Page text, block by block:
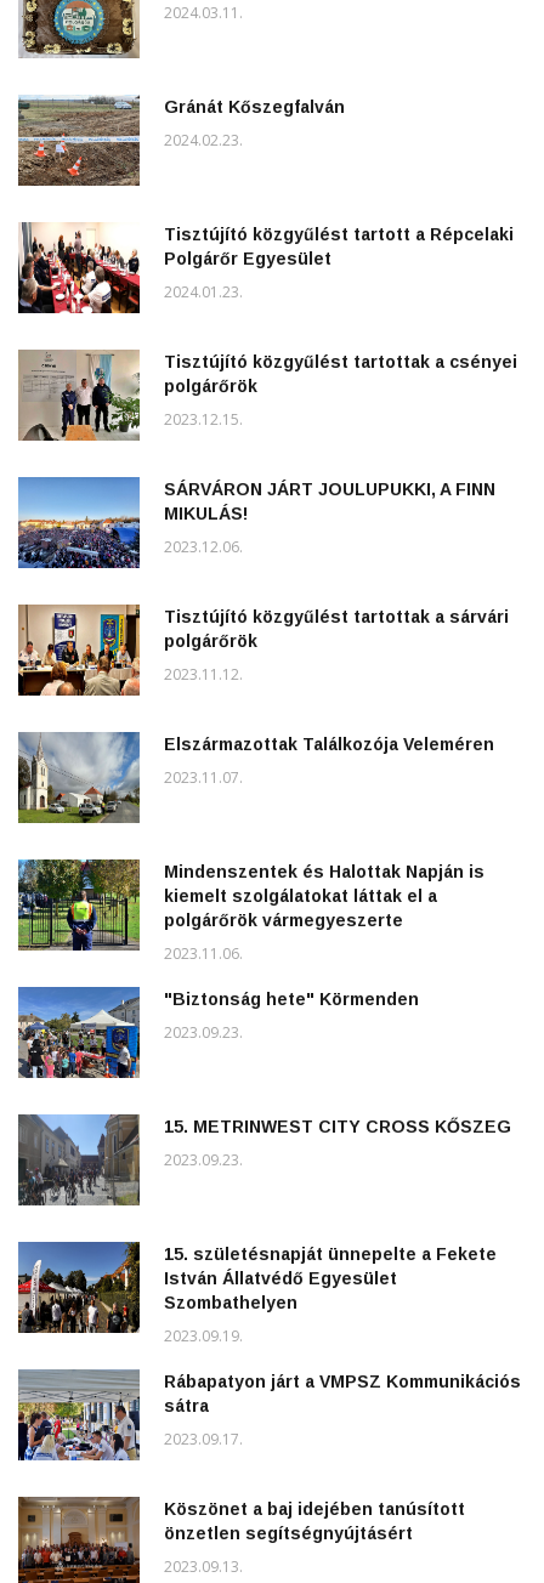
2024.03.11.
Gránát Kőszegfalván
2024.02.23.
Tisztújító közgyűlést tartott a Répcelaki
Polgárőr Egyesület
2024.01.23.
Tisztújító közgyűlést tartottak a csényei
polgárőrök
2023.12.15.
SÁRVÁRON JÁRT JOULUPUKKI, A FINN
MIKULÁS!
2023.12.06.
Tisztújító közgyűlést tartottak a sárvári
polgárőrök
2023.11.12.
Elszármazottak Találkozója Veleméren
2023.11.07.
Mindenszentek és Halottak Napján is
kiemelt szolgálatokat láttak el a
polgárőrök vármegyeszerte
2023.11.06.
"Biztonság hete" Körmenden
2023.09.23.
15. METRINWEST CITY CROSS KŐSZEG
2023.09.23.
15. születésnapját ünnepelte a Fekete
István Állatvédő Egyesület
Szombathelyen
2023.09.19.
Rábapatyon járt a VMPSZ Kommunikációs
sátra
2023.09.17.
Köszönet a baj idejében tanúsított
önzetlen segítségnyújtásért
2023.09.13.